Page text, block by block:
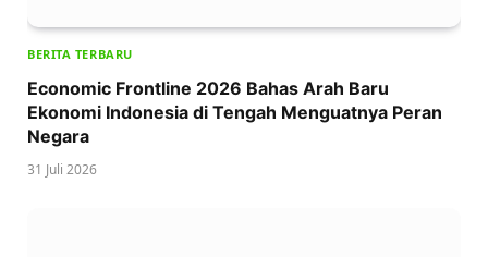
BERITA TERBARU
Economic Frontline 2026 Bahas Arah Baru
Ekonomi Indonesia di Tengah Menguatnya Peran
Negara
31 Juli 2026